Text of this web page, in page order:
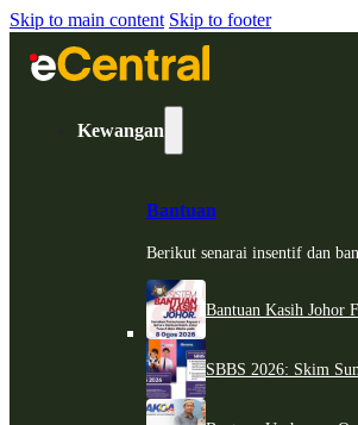
Skip to main content Skip to footer
Kewangan
Bantuan
Berikut senarai insentif dan
Bantuan Kasih Johor
SBBS 2026: Skim